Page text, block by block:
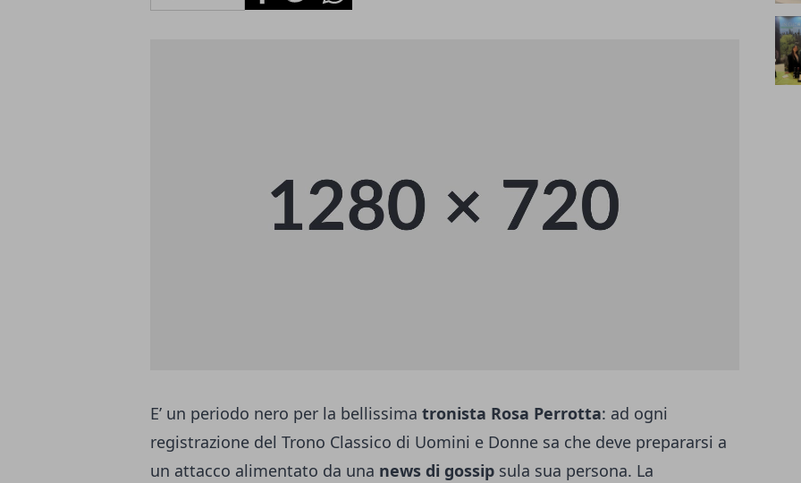
E’ un periodo nero per la bellissima tronista Rosa Perrotta: ad ogni
registrazione del Trono Classico di Uomini e Donne sa che deve prepararsi a
un attacco alimentato da una news di gossip sula sua persona. La